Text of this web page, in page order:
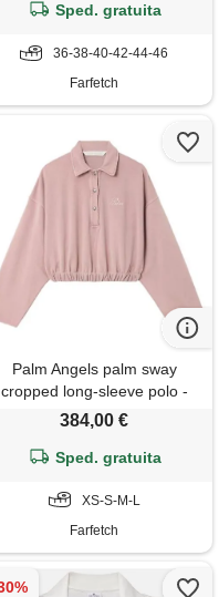
Sped. gratuita
36-38-40-42-44-46
Farfetch
Palm Angels palm sway
cropped long-sleeve polo -
rosa
384,00 €
Sped. gratuita
XS-S-M-L
Farfetch